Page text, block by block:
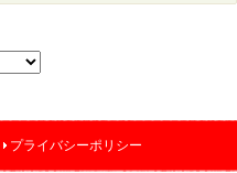
プライバシーポリシー